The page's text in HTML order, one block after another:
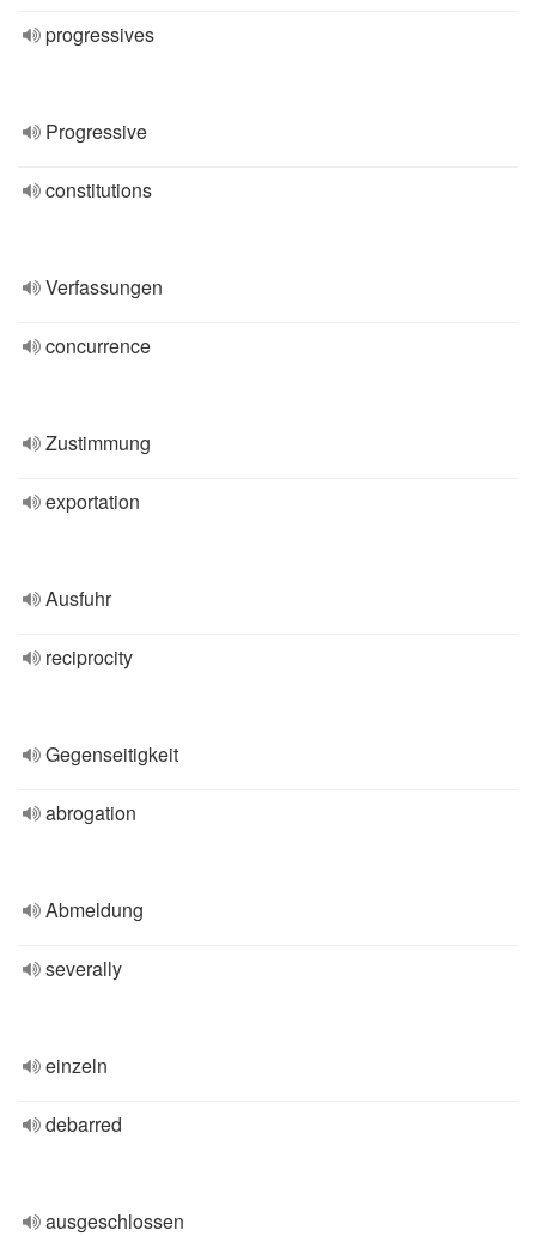
progressives
Progressive
constitutions
Verfassungen
concurrence
Zustimmung
exportation
Ausfuhr
reciprocity
Gegenseitigkeit
abrogation
Abmeldung
severally
einzeln
debarred
ausgeschlossen